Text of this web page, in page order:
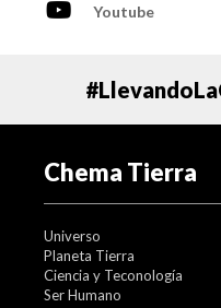
Youtube
Chema Tierra
Universo
Planeta Tierra
Ciencia y Teconología
Ser Humano